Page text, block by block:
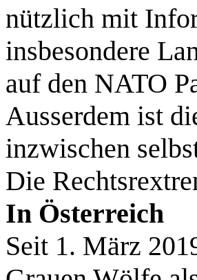
nützlich mit
insbesondere
auf den NATO
Ausserdem ist
inzwischen
Die
In Österreich
Seit 1. März